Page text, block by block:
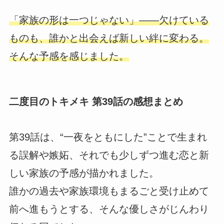
「家族の形は一つじゃない」――欠けている
ものも、誰かと出会えば新しい絆に変わる。
そんな予感を感じました。
二度目のトキメキ 第39話の感想まとめ
第39話は、“一夜をともにした”ことで生まれ
る誤解や嫉妬、それでも少しずつ進む恋と新
しい家族の予感が描かれました。
誰かの過去や家族環境もまるごと受け止めて
前へ進もうとする、そんな優しさがじんわり